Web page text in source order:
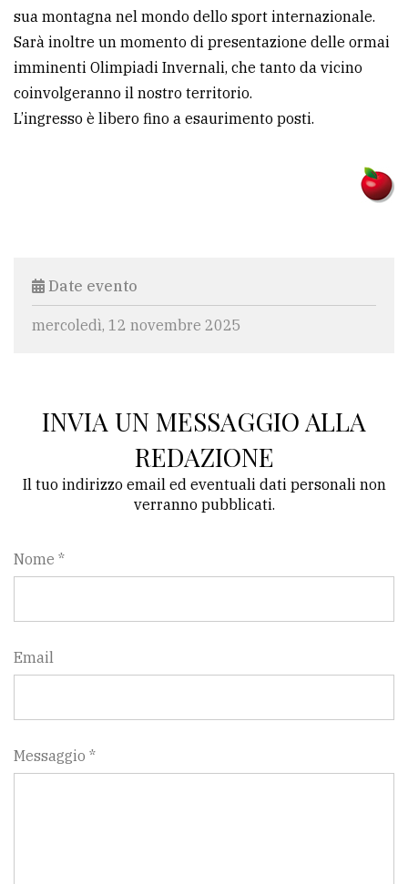
sua montagna nel mondo dello sport internazionale.
Sarà inoltre un momento di presentazione delle ormai
imminenti Olimpiadi Invernali, che tanto da vicino
coinvolgeranno il nostro territorio.
L’ingresso è libero fino a esaurimento posti.
Date evento
mercoledì, 12 novembre 2025
INVIA UN MESSAGGIO ALLA
REDAZIONE
Il tuo indirizzo email ed eventuali dati personali non
verranno pubblicati.
Nome *
Email
Messaggio *